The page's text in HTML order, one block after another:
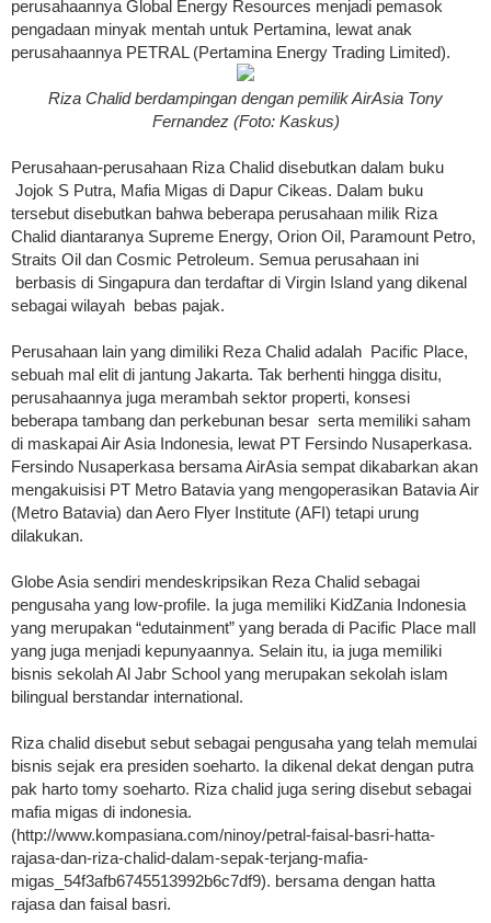
perusahaannya Global Energy Resources menjadi pemasok
pengadaan minyak mentah untuk Pertamina, lewat anak
perusahaannya PETRAL (Pertamina Energy Trading Limited).
Riza Chalid berdampingan dengan pemilik AirAsia Tony
Fernandez (Foto: Kaskus)
Perusahaan-perusahaan Riza Chalid disebutkan dalam buku
Jojok S Putra, Mafia Migas di Dapur Cikeas. Dalam buku
tersebut disebutkan bahwa beberapa perusahaan milik Riza
Chalid diantaranya Supreme Energy, Orion Oil, Paramount Petro,
Straits Oil dan Cosmic Petroleum. Semua perusahaan ini
berbasis di Singapura dan terdaftar di Virgin Island yang dikenal
sebagai wilayah bebas pajak.
Perusahaan lain yang dimiliki Reza Chalid adalah Pacific Place,
sebuah mal elit di jantung Jakarta. Tak berhenti hingga disitu,
perusahaannya juga merambah sektor properti, konsesi
beberapa tambang dan perkebunan besar serta memiliki saham
di maskapai Air Asia Indonesia, lewat PT Fersindo Nusaperkasa.
Fersindo Nusaperkasa bersama AirAsia sempat dikabarkan akan
mengakuisisi PT Metro Batavia yang mengoperasikan Batavia Air
(Metro Batavia) dan Aero Flyer Institute (AFI) tetapi urung
dilakukan.
Globe Asia sendiri mendeskripsikan Reza Chalid sebagai
pengusaha yang low-profile. Ia juga memiliki KidZania Indonesia
yang merupakan “edutainment” yang berada di Pacific Place mall
yang juga menjadi kepunyaannya. Selain itu, ia juga memiliki
bisnis sekolah Al Jabr School yang merupakan sekolah islam
bilingual berstandar international.
Riza chalid disebut sebut sebagai pengusaha yang telah memulai
bisnis sejak era presiden soeharto. Ia dikenal dekat dengan putra
pak harto tomy soeharto. Riza chalid juga sering disebut sebagai
mafia migas di indonesia.
(http://www.kompasiana.com/ninoy/petral-faisal-basri-hatta-
rajasa-dan-riza-chalid-dalam-sepak-terjang-mafia-
migas_54f3afb6745513992b6c7df9). bersama dengan hatta
rajasa dan faisal basri.